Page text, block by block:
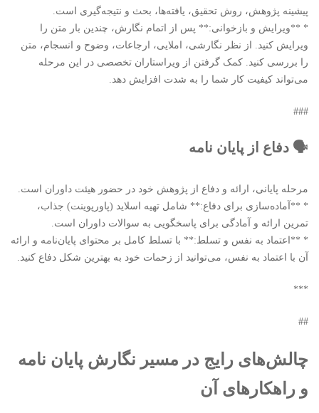
پیشینه پژوهش، روش تحقیق، یافته‌ها، بحث و نتیجه‌گیری است.
* **ویرایش و بازخوانی:** پس از اتمام نگارش، چندین بار متن را
ویرایش کنید. از نظر نگارشی، املایی، ارجاعات، وضوح و انسجام، متن
را بررسی کنید. کمک گرفتن از ویراستاران تخصصی در این مرحله
می‌تواند کیفیت کار شما را به شدت افزایش دهد.
###
🗣️ دفاع از پایان نامه
مرحله پایانی، ارائه و دفاع از پژوهش خود در حضور هیئت داوران است.
* **آماده‌سازی برای دفاع:** شامل تهیه اسلاید (پاورپوینت) جذاب،
تمرین ارائه و آمادگی برای پاسخگویی به سوالات داوران است.
* **اعتماد به نفس و تسلط:** با تسلط کامل بر محتوای پایان‌نامه و ارائه
آن با اعتماد به نفس، می‌توانید از زحمات خود به بهترین شکل دفاع کنید.
***
##
چالش‌های رایج در مسیر نگارش پایان نامه
و راهکارهای آن